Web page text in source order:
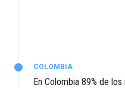
COLOMBIA
En Colombia 89% de